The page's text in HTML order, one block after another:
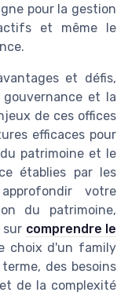
pour la gestion
et même le
et défis,
et la
de ces offices
efficaces pour
patrimoine et le
établies par les
votre
du patrimoine,
sur comprendre le
choix d'un family
des besoins
de la complexité